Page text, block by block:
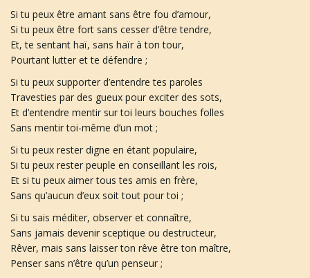
Si tu peux être amant sans être fou d’amour,
Si tu peux être fort sans cesser d’être tendre,
Et, te sentant haï, sans haïr à ton tour,
Pourtant lutter et te défendre ;
Si tu peux supporter d’entendre tes paroles
Travesties par des gueux pour exciter des sots,
Et d’entendre mentir sur toi leurs bouches folles
Sans mentir toi-même d’un mot ;
Si tu peux rester digne en étant populaire,
Si tu peux rester peuple en conseillant les rois,
Et si tu peux aimer tous tes amis en frère,
Sans qu’aucun d’eux soit tout pour toi ;
Si tu sais méditer, observer et connaître,
Sans jamais devenir sceptique ou destructeur,
Rêver, mais sans laisser ton rêve être ton maître,
Penser sans n’être qu’un penseur ;